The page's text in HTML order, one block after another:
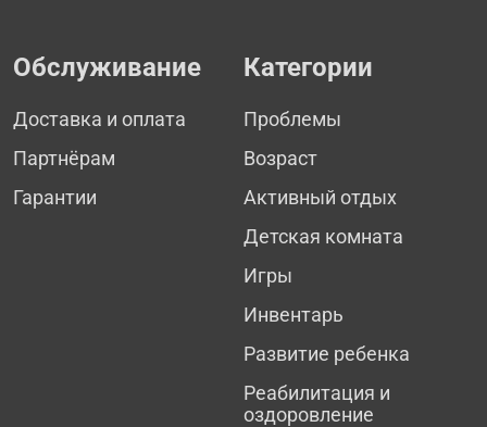
Обслуживание
Доставка и оплата
Партнёрам
Гарантии
Категории
Проблемы
Возраст
Активный отдых
Детская комната
Игры
Инвентарь
Развитие ребенка
Реабилитация и
оздоровление